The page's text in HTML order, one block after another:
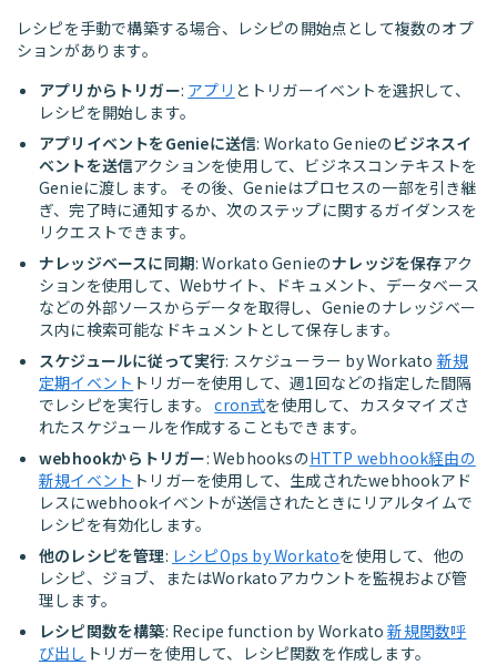
レシピを手動で構築する場合、レシピの開始点として複数のオプ
ションがあります。
アプリからトリガー: アプリ とトリガーイベントを選択して、
レシピを開始します。
アプリイベントをGenieに送信: Workato Genieのビジネスイ
ベントを送信アクションを使用して、ビジネスコンテキストを
Genieに渡します。 その後、Genieはプロセスの一部を引き継
ぎ、完了時に通知するか、次のステップに関するガイダンスを
リクエストできます。
ナレッジベースに同期: Workato Genieのナレッジを保存アク
ションを使用して、Webサイト、ドキュメント、データベース
などの外部ソースからデータを取得し、Genieのナレッジベー
ス内に検索可能なドキュメントとして保存します。
スケジュールに従って実行: スケジューラー by Workato 新規
定期イベント トリガーを使用して、週1回などの指定した間隔
でレシピを実行します。cron式を使用して、カスタマイズさ
れたスケジュールを作成することもできます。
webhookからトリガー: WebhooksのHTTP webhook経由の
新規イベント トリガーを使用して、生成されたwebhookアド
レスにwebhookイベントが送信されたときにリアルタイムで
レシピを有効化します。
他のレシピを管理: レシピOps by Workatoを使用して、他の
レシピ、ジョブ、またはWorkatoアカウントを監視および管
理します。
レシピ関数を構築: Recipe function by Workato新規関数呼
び出し トリガーを使用して、レシピ関数を作成します。